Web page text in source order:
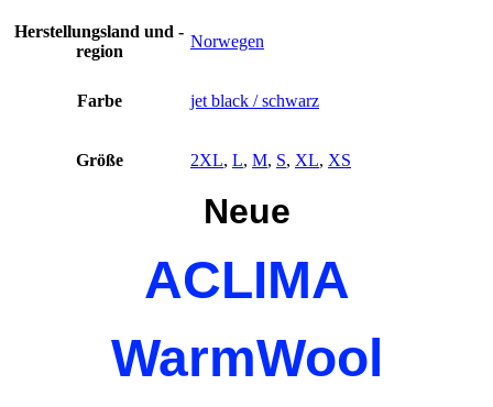
Herstellungsland und -
region
Norwegen
Farbe jet black / schwarz
Größe 2XL, L, M, S, XL, XS
Neue
ACLIMA
WarmWool